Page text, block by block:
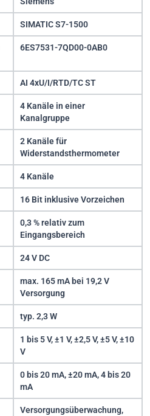
SIMATIC S7-1500
6ES7531-7QD00-0AB0
AI 4xU/I/RTD/TC ST
4 Kanäle in einer
Kanalgruppe
2 Kanäle für
Widerstandsthermometer
4 Kanäle
16 Bit inklusive Vorzeichen
0,3 % relativ zum
Eingangsbereich
24 V DC
max. 165 mA bei 19,2 V
Versorgung
typ. 2,3 W
1 bis 5 V, ±1 V, ±2,5 V, ±5 V, ±10
V
0 bis 20 mA, ±20 mA, 4 bis 20
mA
Versorgungsüberwachung,